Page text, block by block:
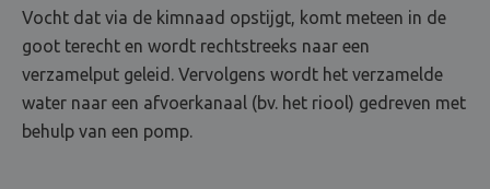
Vocht dat via de kimnaad opstijgt, komt meteen in de
goot terecht en wordt rechtstreeks naar een
verzamelput geleid. Vervolgens wordt het verzamelde
water naar een afvoerkanaal (bv. het riool) gedreven met
behulp van een pomp.